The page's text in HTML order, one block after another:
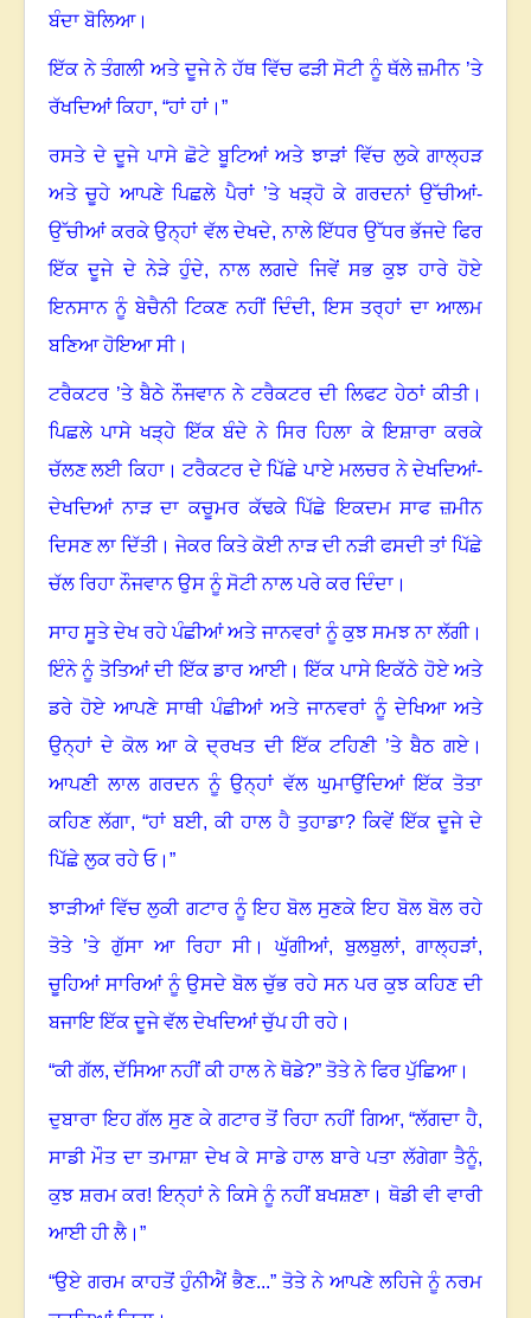
ਬੰਦਾ ਬੋਲਿਆ।
ਇੱਕ ਨੇ ਤੰਗਲੀ ਅਤੇ ਦੂਜੇ ਨੇ ਹੱਥ ਵਿੱਚ ਫੜੀ ਸੋਟੀ ਨੂੰ ਥੱਲੇ ਜ਼ਮੀਨ ’ਤੇ
ਰੱਖਦਿਆਂ ਕਿਹਾ, “ਹਾਂ ਹਾਂ।”
ਰਸਤੇ ਦੇ ਦੂਜੇ ਪਾਸੇ ਛੋਟੇ ਬੂਟਿਆਂ ਅਤੇ ਝਾੜਾਂ ਵਿੱਚ ਲੁਕੇ ਗਾਲ੍ਹੜ
ਅਤੇ ਚੂਹੇ ਆਪਣੇ ਪਿਛਲੇ ਪੈਰਾਂ ’ਤੇ ਖੜ੍ਹੋ ਕੇ ਗਰਦਨਾਂ ਉੱਚੀਆਂ-
ਉੱਚੀਆਂ ਕਰਕੇ ਉਨ੍ਹਾਂ ਵੱਲ ਦੇਖਦੇ,ਨਾਲੇ ਇੱਧਰ ਉੱਧਰ ਭੱਜਦੇ ਫਿਰ
ਇੱਕ ਦੂਜੇ ਦੇ ਨੇੜੇ ਹੁੰਦੇ,ਨਾਲ ਲਗਦੇ ਜਿਵੇਂ ਸਭ ਕੁਝ ਹਾਰੇ ਹੋਏ
ਇਨਸਾਨ ਨੂੰ ਬੇਚੈਨੀ ਟਿਕਣ ਨਹੀਂ ਦਿੰਦੀ,ਇਸ ਤਰ੍ਹਾਂ ਦਾ ਆਲਮ
ਬਣਿਆ ਹੋਇਆ ਸੀ।
ਟਰੈਕਟਰ ’ਤੇ ਬੈਠੇ ਨੌਜਵਾਨ ਨੇ ਟਰੈਕਟਰ ਦੀ ਲਿਫਟ ਹੇਠਾਂ ਕੀਤੀ।
ਪਿਛਲੇ ਪਾਸੇ ਖੜ੍ਹੇ ਇੱਕ ਬੰਦੇ ਨੇ ਸਿਰ ਹਿਲਾ ਕੇ ਇਸ਼ਾਰਾ ਕਰਕੇ
ਚੱਲਣ ਲਈ ਕਿਹਾ।ਟਰੈਕਟਰ ਦੇ ਪਿੱਛੇ ਪਾਏ ਮਲਚਰ ਨੇ ਦੇਖਦਿਆਂ-
ਦੇਖਦਿਆਂ ਨਾੜ ਦਾ ਕਚੂਮਰ ਕੱਢਕੇ ਪਿੱਛੇ ਇਕਦਮ ਸਾਫ ਜ਼ਮੀਨ
ਦਿਸਣ ਲਾ ਦਿੱਤੀ।ਜੇਕਰ ਕਿਤੇ ਕੋਈ ਨਾੜ ਦੀ ਨੜੀ ਫਸਦੀ ਤਾਂ ਪਿੱਛੇ
ਚੱਲ ਰਿਹਾ ਨੌਜਵਾਨ ਉਸ ਨੂੰ ਸੋਟੀ ਨਾਲ ਪਰੇ ਕਰ ਦਿੰਦਾ ।
ਸਾਹ ਸੂਤੇ ਦੇਖ ਰਹੇ ਪੰਛੀਆਂ ਅਤੇ ਜਾਨਵਰਾਂ ਨੂੰ ਕੁਝ ਸਮਝ ਨਾ ਲੱਗੀ।
ਇੰਨੇ ਨੂੰ ਤੋਤਿਆਂ ਦੀ ਇੱਕ ਡਾਰ ਆਈ।ਇੱਕ ਪਾਸੇ ਇਕੱਠੇ ਹੋਏ ਅਤੇ
ਡਰੇ ਹੋਏ ਆਪਣੇ ਸਾਥੀ ਪੰਛੀਆਂ ਅਤੇ ਜਾਨਵਰਾਂ ਨੂੰ ਦੇਖਿਆ ਅਤੇ
ਉਨ੍ਹਾਂ ਦੇ ਕੋਲ ਆ ਕੇ ਦ੍ਰਖਤ ਦੀ ਇੱਕ ਟਹਿਣੀ ’ਤੇ ਬੈਠ ਗਏ ।
ਆਪਣੀ ਲਾਲ ਗਰਦਨ ਨੂੰ ਉਨ੍ਹਾਂ ਵੱਲ ਘੁਮਾਉਂਦਿਆਂ ਇੱਕ ਤੋਤਾ
ਕਹਿਣ ਲੱਗਾ, “ਹਾਂ ਬਈ,ਕੀ ਹਾਲ ਹੈ ਤੁਹਾਡਾ? ਕਿਵੇਂ ਇੱਕ ਦੂਜੇ ਦੇ
ਪਿੱਛੇ ਲੁਕ ਰਹੇ ਓ।”
ਝਾੜੀਆਂ ਵਿੱਚ ਲੁਕੀ ਗਟਾਰ ਨੂੰ ਇਹ ਬੋਲ ਸੁਣਕੇ ਇਹ ਬੋਲ ਬੋਲ ਰਹੇ
ਤੋਤੇ ’ਤੇ ਗੁੱਸਾ ਆ ਰਿਹਾ ਸੀ।ਘੁੱਗੀਆਂ,ਬੁਲਬੁਲਾਂ, ਗਾਲ੍ਹੜਾਂ,
ਚੂਹਿਆਂ ਸਾਰਿਆਂ ਨੂੰ ਉਸਦੇ ਬੋਲ ਚੁੱਭ ਰਹੇ ਸਨ ਪਰ ਕੁਝ ਕਹਿਣ ਦੀ
ਬਜਾਇ ਇੱਕ ਦੂਜੇ ਵੱਲ ਦੇਖਦਿਆਂ ਚੁੱਪ ਹੀ ਰਹੇ ।
“ਕੀ ਗੱਲ, ਦੱਸਿਆ ਨਹੀਂ ਕੀ ਹਾਲ ਨੇ ਥੋਡੇ?” ਤੋਤੇ ਨੇ ਫਿਰ ਪੁੱਛਿਆ।
ਦੁਬਾਰਾ ਇਹ ਗੱਲ ਸੁਣ ਕੇ ਗਟਾਰ ਤੋਂ ਰਿਹਾ ਨਹੀਂ ਗਿਆ, “ਲੱਗਦਾ ਹੈ,
ਸਾਡੀ ਮੌਤ ਦਾ ਤਮਾਸ਼ਾ ਦੇਖ ਕੇ ਸਾਡੇ ਹਾਲ ਬਾਰੇ ਪਤਾ ਲੱਗੇਗਾ ਤੈਨੂੰ,
ਕੁਝ ਸ਼ਰਮ ਕਰ! ਇਨ੍ਹਾਂ ਨੇ ਕਿਸੇ ਨੂੰ ਨਹੀਂ ਬਖਸ਼ਣਾ । ਥੋਡੀ ਵੀ ਵਾਰੀ
ਆਈ ਹੀ ਲੈ।”
“ਉਏ ਗਰਮ ਕਾਹਤੋਂ ਹੁੰਨੀਐਂ ਭੈਣ...” ਤੋਤੇ ਨੇ ਆਪਣੇ ਲਹਿਜੇ ਨੂੰ ਨਰਮ